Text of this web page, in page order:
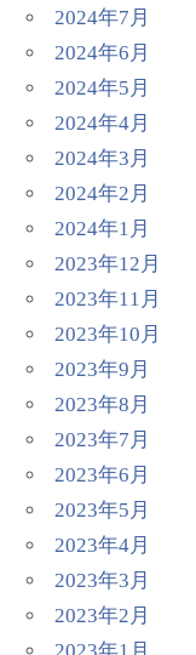
2024年7月
2024年6月
2024年5月
2024年4月
2024年3月
2024年2月
2024年1月
2023年12月
2023年11月
2023年10月
2023年9月
2023年8月
2023年7月
2023年6月
2023年5月
2023年4月
2023年3月
2023年2月